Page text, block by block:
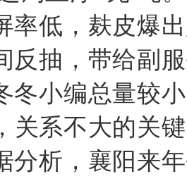
率低，麸皮爆
反抽，带给副
冬小编总量较
关系不大的关
分析，襄阳来